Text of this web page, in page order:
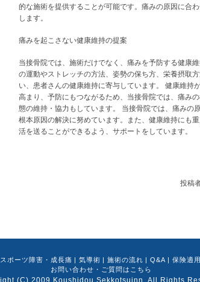
的な施術を提供することが可能です。痛みの原因に合
します。
痛みを起こさない健康維持の提案
当接骨院では、施術だけでなく、痛みを予防する健康
の運動やストレッチの方法、姿勢の保ち方、栄養摂取
い、患者さんの健康維持に寄与しています。 健康維持
高まり、予防にもつながるため、当接骨院では、痛み
態の維持・協力もしています。 当接骨院では、痛みの
根本原因の解決に努めています。また、健康維持にも
活を送ることができるよう、サポートをしています。
投稿
スポーツ障害・成長痛 | 気導術 | 施術の流れ | Q&A | 保険適
お問い合わせ・ご質問はこちら
(C) 2009 Koushidou Sekkotsuinn . All Rights